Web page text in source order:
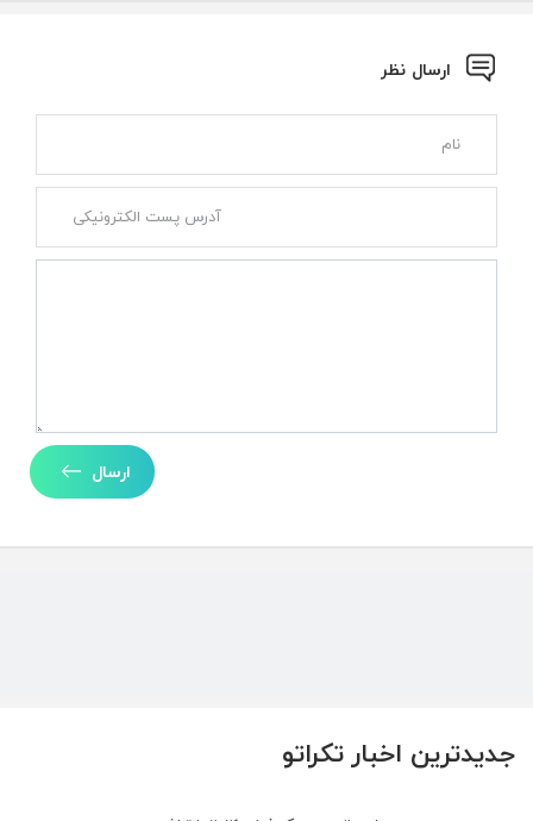
جدیدترین اخبار تکراتو
ارسال نظر
ارسال